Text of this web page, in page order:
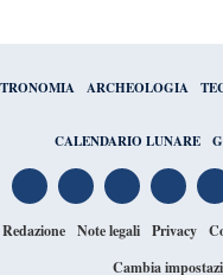
ARCHEOLOGIA
CALENDARIO LUNARE
Redazione Note legali Privacy
Cambia